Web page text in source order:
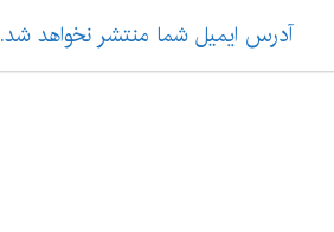
آدرس ایمیل شما منتشر نخواهد شد.